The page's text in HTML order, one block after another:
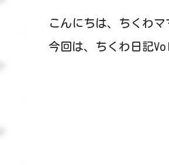
こんにちは、ちくわ
今回は、ちくわ日記